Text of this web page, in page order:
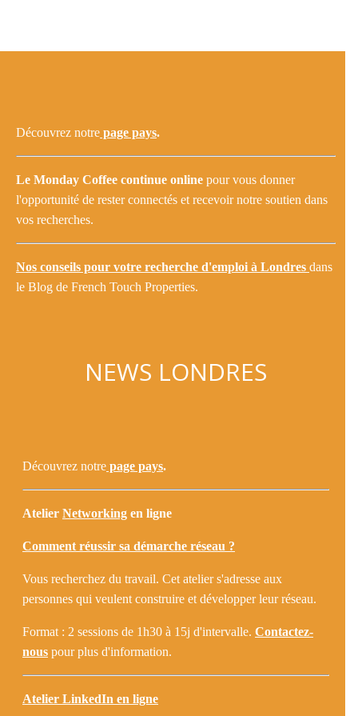
Découvrez notre page pays.
Le Monday Coffee continue online pour vous donner
l'opportunité de rester connectés et recevoir notre soutien dans
vos recherches.
Nos conseils pour votre recherche d'emploi à Londres dans
le Blog de French Touch Properties.
NEWS LONDRES
Découvrez notre page pays.
Atelier Networking en ligne
Comment réussir sa démarche réseau ?
Vous recherchez du travail. Cet atelier s'adresse aux
personnes qui veulent construire et développer leur réseau.
Format : 2 sessions de 1h30 à 15j d'intervalle. Contactez-
nous pour plus d'information.
Atelier LinkedIn en ligne